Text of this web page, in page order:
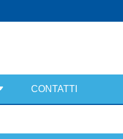
CONTATTI